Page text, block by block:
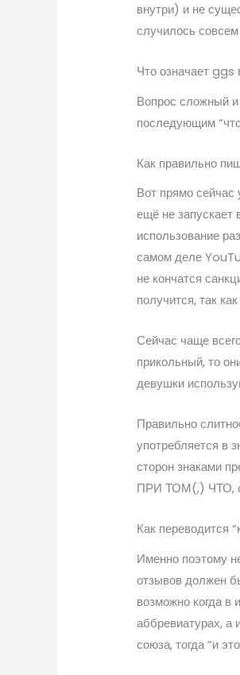
внутри) и не
случилось
Что означает ggs
Вопрос сложный
последующим
Как правильно
Вот прямо
ещё не запускает
использование
самом деле
не кончатся
получится, так
Сейчас чаще
прикольный, то
девушки
Правильно
употребляется в
сторон знаками
ПРИ ТОМ(,) ЧТО,
Как переводится
Именно поэтому
отзывов должен
возможно когда в
аббревиатурах, а
союза, тогда “и